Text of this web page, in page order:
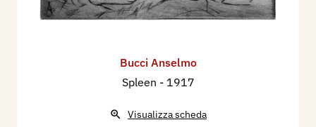
Bucci Anselmo
Spleen - 1917
Visualizza scheda